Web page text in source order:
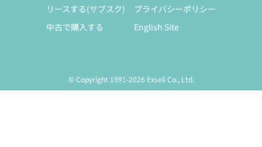
リースする(サブスク)
中古で購入する
プライバシーポリシー
English Site
© Copyright 1991-2026 Exseli Co., Ltd.